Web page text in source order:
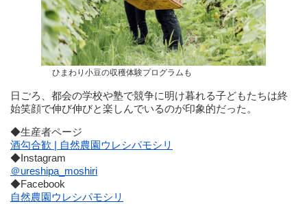
ひまわり小豆の収穫体験プログラムも
日ごろ、都会の学校や塾で競争に明け暮れる子どもたちは終
始笑顔で伸び伸びと楽しんでいるのが印象的だった。
◆生産者ページ
酒勾合歓 | 自然農園ウレシパモシリ
◆Instagram
＠ureshipa_moshiri
◆Facebook
自然農園ウレシパモシリ